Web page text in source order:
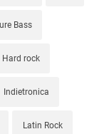
Bass
Hard rock
Indietronica
Latin Rock